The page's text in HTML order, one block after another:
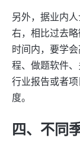
另外，据业内
右，相比过去
时间内，要学
程、做题软件
行业报告或者
度。
四、不同